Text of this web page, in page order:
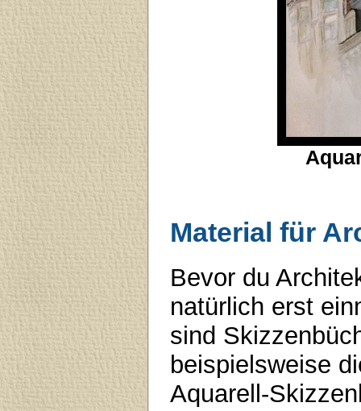
Material für
Bevor du
natürlich erst
sind
beispielsweise
Aquarell-